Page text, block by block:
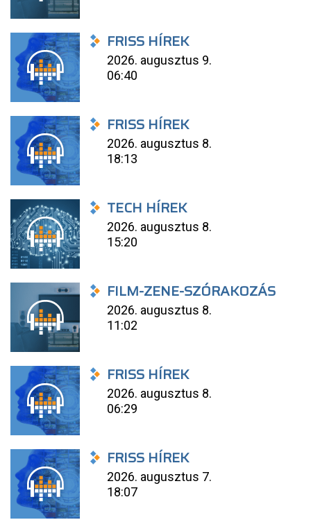
FRISS HÍREK
2026. augusztus 9.
06:40
FRISS HÍREK
2026. augusztus 8.
18:13
TECH HÍREK
2026. augusztus 8.
15:20
FILM-ZENE-SZÓRAKOZÁS
2026. augusztus 8.
11:02
FRISS HÍREK
2026. augusztus 8.
06:29
FRISS HÍREK
2026. augusztus 7.
18:07